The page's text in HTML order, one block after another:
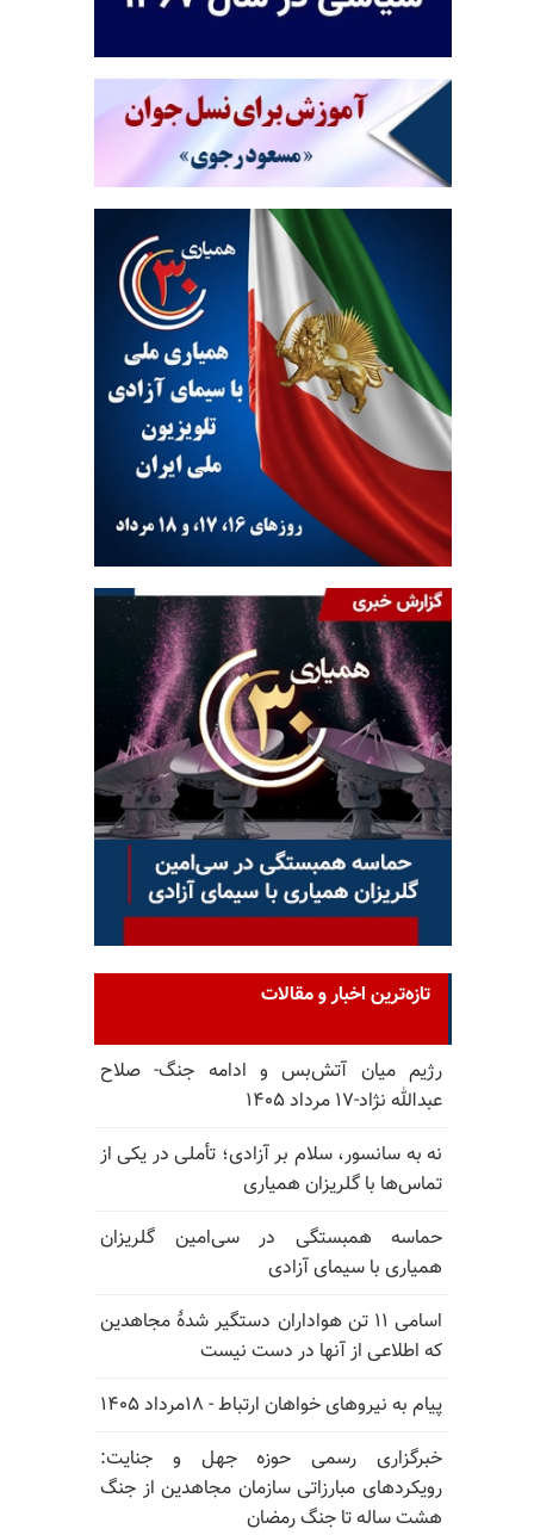
تازه‌ترین اخبار و مقالات
رژیم میان آتش‌بس و ادامه جنگ- صلاح
عبدالله نژاد-۱۷ مرداد ۱۴۰۵
نه به سانسور، سلام بر آزادی؛ تأملی در یکی از
تماس‌ها با گلریزان همیاری
حماسه همبستگی در سی‌امین گلریزان
همیاری با سیمای آزادی
اسامی ۱۱ تن هواداران دستگیر شدهٔ مجاهدین
که اطلاعی از آنها در دست نیست
پیام به نیروهای خواهان ارتباط - ۱۸مرداد ۱۴۰۵
خبرگزاری رسمی حوزه جهل و جنایت:
رویکردهای مبارزاتی سازمان مجاهدین از جنگ
هشت ساله تا جنگ رمضان